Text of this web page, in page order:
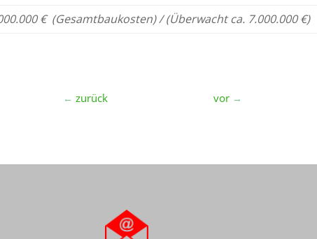
€ (Gesamtbaukosten) /(Überwacht ca. 7.000.000 €)
←zurück vor→